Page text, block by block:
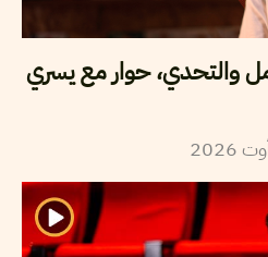
والتحدي، حوار مع يسري
2026